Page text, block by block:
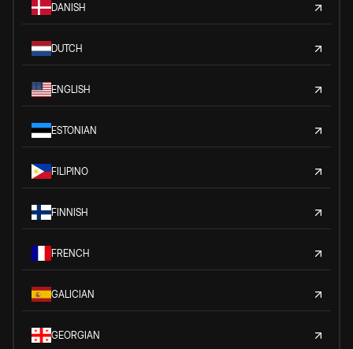
DANISH
DUTCH
ENGLISH
ESTONIAN
FILIPINO
FINNISH
FRENCH
GALICIAN
GEORGIAN